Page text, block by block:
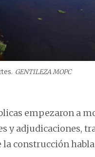
GENTILEZA MOPC
empezaron a
y adjudicaciones,
la construcción